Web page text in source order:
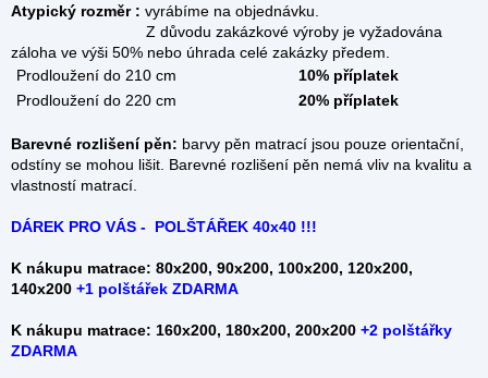
Atypický rozměr : vyrábíme na objednávku.
Z důvodu zakázkové výroby je vyžadována
záloha ve výši 50% nebo úhrada celé zakázky předem.
Prodloužení do 210 cm
10% příplatek
Prodloužení do 220 cm
20% příplatek
Barevné rozlišení pěn: barvy pěn matrací jsou pouze orientační,
odstíny se mohou lišit. Barevné rozlišení pěn nemá vliv na kvalitu a
vlastností matrací.
DÁREK PRO VÁS - POLŠTÁŘEK 40x40 !!!
K nákupu matrace: 80x200, 90x200, 100x200, 120x200,
140x200 +1 polštářek ZDARMA
K nákupu matrace: 160x200, 180x200, 200x200 +2 polštářky
ZDARMA